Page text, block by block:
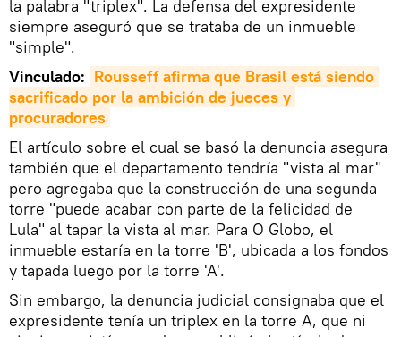
la palabra "triplex". La defensa del expresidente
siempre aseguró que se trataba de un inmueble
"simple".
Vinculado: Rousseff afirma que Brasil está siendo
sacrificado por la ambición de jueces y
procuradores
El artículo sobre el cual se basó la denuncia asegura
también que el departamento tendría "vista al mar"
pero agregaba que la construcción de una segunda
torre "puede acabar con parte de la felicidad de
Lula" al tapar la vista al mar. Para O Globo, el
inmueble estaría en la torre 'B', ubicada a los fondos
y tapada luego por la torre 'A'.
Sin embargo, la denuncia judicial consignaba que el
expresidente tenía un triplex en la torre A, que ni